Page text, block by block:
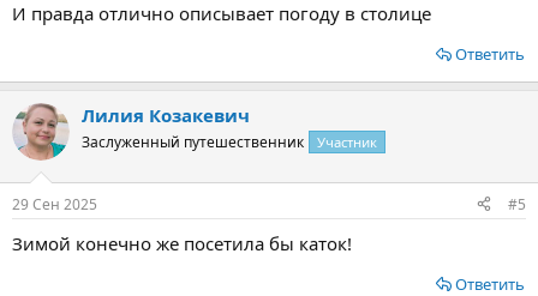
И правда отлично описывает погоду в столице
Ответить
Лилия Козакевич
Заслуженный путешественник Участник
29 Сен 2025 #5
Зимой конечно же посетила бы каток!
Ответить